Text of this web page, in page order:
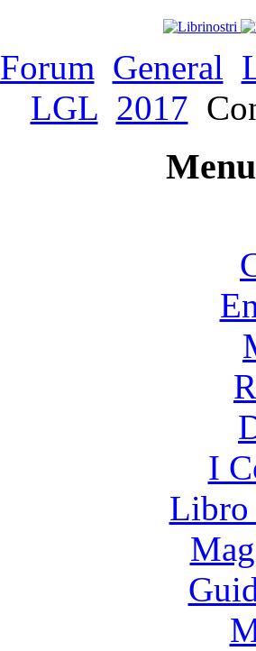
Forum General
LGL 2017
I
Libro